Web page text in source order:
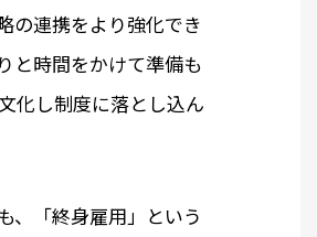
の連携をより強化でき
と時間をかけて準備も
化し制度に落とし込ん
、「終身雇用」という